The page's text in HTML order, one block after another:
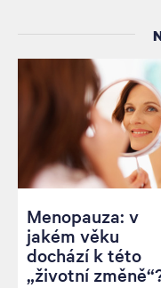
Menopauza: v
jakém věku
dochází k této
„životní